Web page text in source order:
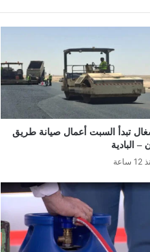
تبدأ السبت أعمال صيانة طريق
– البادية